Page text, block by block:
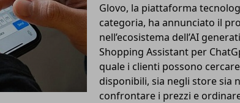
Glovo, la piattaforma
categoria, ha annunciato il
nell’ecosistema dell’AI
Shopping Assistant per
quale i clienti possono
disponibili, sia negli store sia
confrontare i prezzi e